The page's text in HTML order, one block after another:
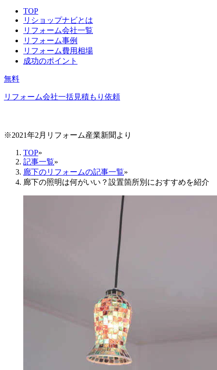
TOP
リショップナビとは
リフォーム会社一覧
リフォーム事例
リフォーム費用相場
成功のポイント
無料
リフォーム会社一括見積もり依頼
※2021年2月リフォーム産業新聞より
TOP»
記事一覧»
廊下のリフォームの記事一覧»
廊下の照明は何がいい？設置箇所別におすすめを紹介